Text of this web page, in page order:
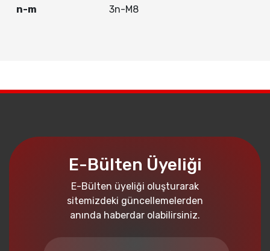
n-m 3n-M8
E-Bülten Üyeliği
E-Bülten üyeliği oluşturarak
sitemizdeki güncellemelerden
anında haberdar olabilirsiniz.